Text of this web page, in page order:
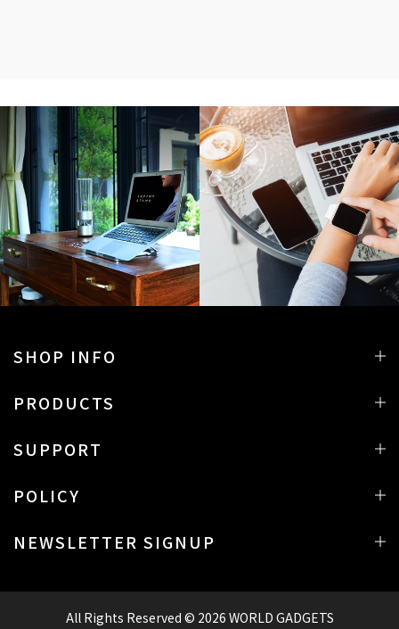
SHOP INFO
PRODUCTS
SUPPORT
POLICY
NEWSLETTER SIGNUP
All Rights Reserved © 2026 WORLD GADGETS